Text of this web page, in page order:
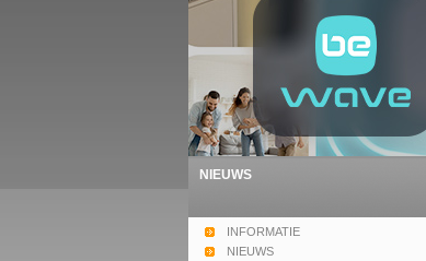
NIEUWS
INFORMATIE
NIEUWS